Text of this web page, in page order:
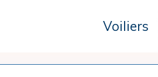
Voiliers